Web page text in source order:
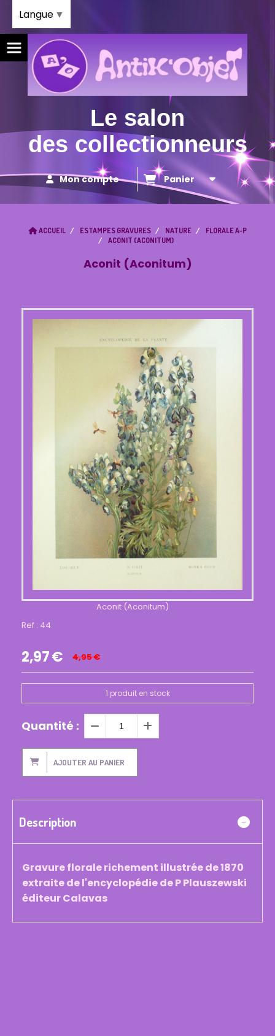
Le salon
des collectionneurs
Mon compte Panier
ACCUEIL ESTAMPES GRAVURES NATURE
FLORALE A-P
ACONIT (ACONITUM)
Aconit (Aconitum)
Aconit (Aconitum)
Ref : 44
2,97€ 4,95€
1 produit en stock
Quantité :
AJOUTER AU PANIER
Description
Gravure florale richement illustrée de 1870
extraite de l'encyclopédie de P Plauszewski
éditeur Calavas
Langue ▼